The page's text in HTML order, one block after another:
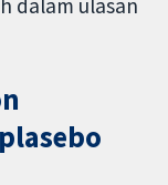
dalam ulasan